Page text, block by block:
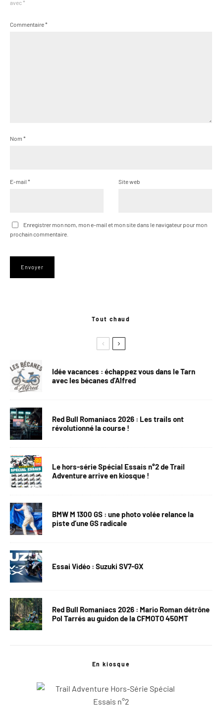
avec *
Commentaire*
Nom *
E-mail * Site web
Enregistrer mon nom, mon e-mail et mon site dans le navigateur pour mon
prochain commentaire.
Tout chaud
Idée vacances : échappez vous dans le Tarn
avec les bécanes d’Alfred
Red Bull Romaniacs 2026 : Les trails ont
révolutionné la course !
Le hors-série Spécial Essais n°2 de Trail
Adventure arrive en kiosque !
BMW M 1300 GS : une photo volée relance la
piste d’une GS radicale
Essai Vidéo : Suzuki SV7-GX
Red Bull Romaniacs 2026 : Mario Roman détrône
Pol Tarrés au guidon de la CFMOTO 450MT
En kiosque